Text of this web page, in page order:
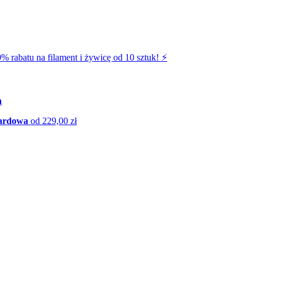
rabatu na filament i żywicę od 10 sztuk! ⚡️
od 229,00 zł